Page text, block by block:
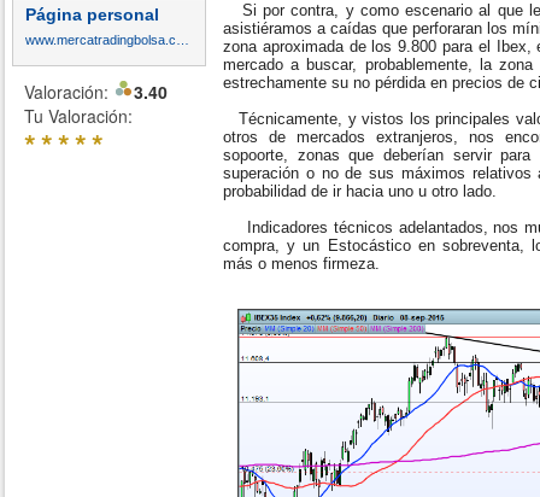
Página personal
Valoración:
3.40
Tu Valoración:
*****
Si por contra, y como escenario al que
asistiéramos a caídas que perforaran los
zona aproximada de los 9.800 para el
mercado a buscar, probablemente, la
estrechamente su no pérdida en precios de
Técnicamente, y vistos los principales
otros de mercados extranjeros, nos
sopoorte, zonas que deberían servir
superación o no de sus máximos
probabilidad de ir hacia uno u otro lado.
Indicadores técnicos adelantados, nos
compra, y un Estocástico en sobreventa,
más o menos firmeza.